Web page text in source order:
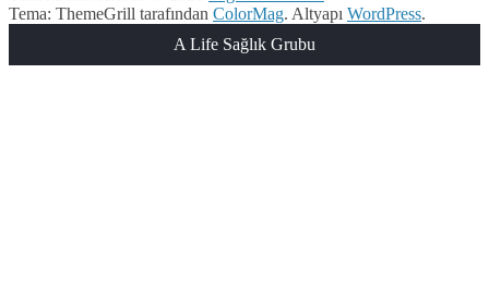
Tema: ThemeGrill tarafından ColorMag. Altyapı WordPress.
A Life Sağlık Grubu